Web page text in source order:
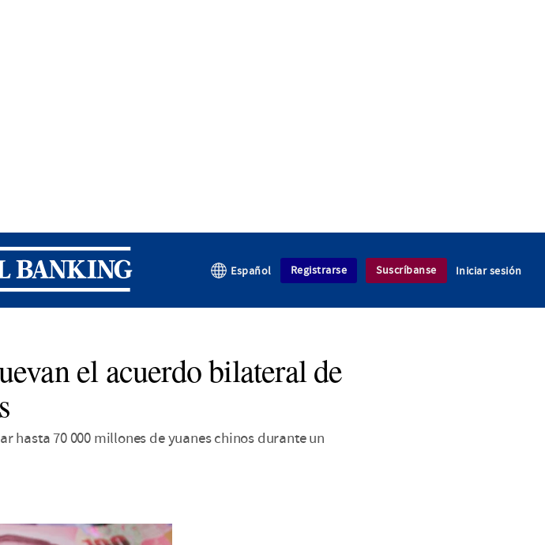
Español Registrarse Suscríbanse Iniciar sesión
el acuerdo bilateral de
hasta 70 000 millones de yuanes chinos durante un